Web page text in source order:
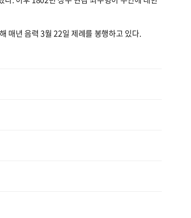
매년 음력 3월 22일 제례를 봉행하고 있다.